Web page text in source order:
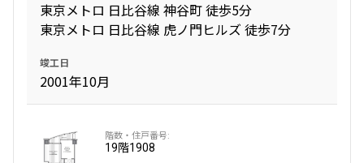
東京メトロ 日比谷線 神谷町 徒歩5分
東京メトロ 日比谷線 虎ノ門ヒルズ 徒歩7分
竣工日
2001年10月
19階1908